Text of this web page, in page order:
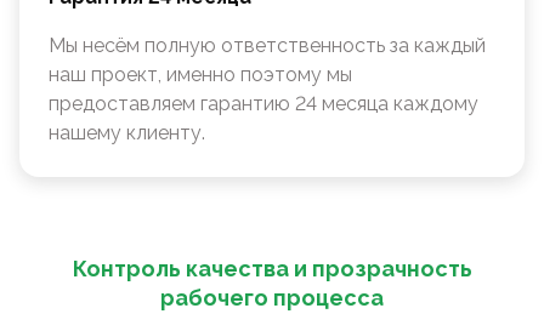
Мы несём полную ответственность за каждый
наш проект, именно поэтому мы
предоставляем гарантию 24 месяца каждому
нашему клиенту.
Контроль качества и прозрачность
рабочего процесса